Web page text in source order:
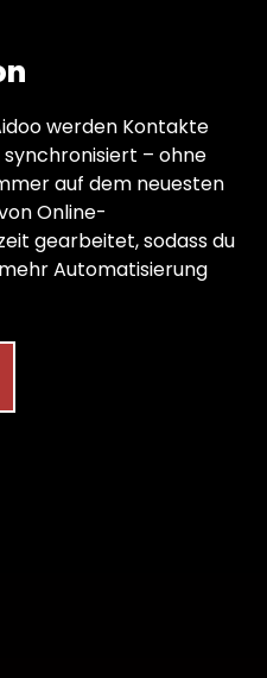
werden Kontakte
– ohne
auf dem neuesten
Online-
gearbeitet, sodass du
Automatisierung